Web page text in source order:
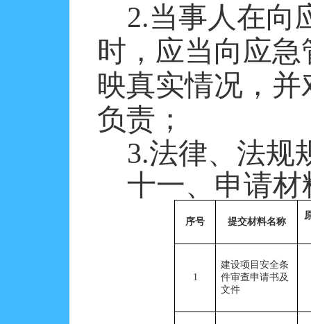
2.当事人在向
时，应当向应
映真实情况，
负责 ；
3.法律、法规
十一、申请材
序号 提交材料名称
1
建设项目安全条
件审查申请书及
文件